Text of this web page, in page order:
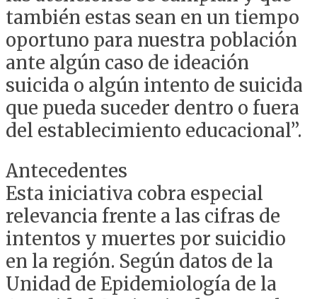
también estas sean en un tiempo
oportuno para nuestra población
ante algún caso de ideación
suicida o algún intento de suicida
que pueda suceder dentro o fuera
del establecimiento educacional”.
Antecedentes
Esta iniciativa cobra especial
relevancia frente a las cifras de
intentos y muertes por suicidio
en la región. Según datos de la
Unidad de Epidemiología de la